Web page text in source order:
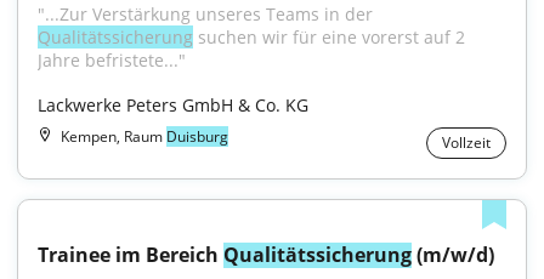
Qualitätssicherung suchen wir für eine vorerst auf 2
Jahre befristete..."
Lackwerke Peters GmbH & Co. KG
Kempen, Raum Duisburg Vollzeit
Trainee im Bereich Qualitätssicherung (m/w/d)